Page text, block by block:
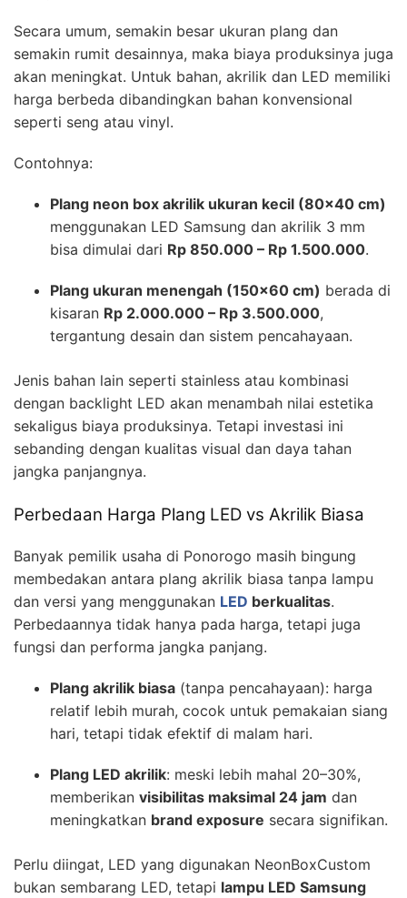
Secara umum, semakin besar ukuran plang dan
semakin rumit desainnya, maka biaya produksinya juga
akan meningkat. Untuk bahan, akrilik dan LED memiliki
harga berbeda dibandingkan bahan konvensional
seperti seng atau vinyl.
Contohnya:
Plang neon box akrilik ukuran kecil (80×40 cm)
menggunakan LED Samsung dan akrilik 3 mm
bisa dimulai dari Rp 850.000 – Rp 1.500.000.
Plang ukuran menengah (150×60 cm) berada di
kisaran Rp 2.000.000 – Rp 3.500.000,
tergantung desain dan sistem pencahayaan.
Jenis bahan lain seperti stainless atau kombinasi
dengan backlight LED akan menambah nilai estetika
sekaligus biaya produksinya. Tetapi investasi ini
sebanding dengan kualitas visual dan daya tahan
jangka panjangnya.
Perbedaan Harga Plang LED vs Akrilik Biasa
Banyak pemilik usaha di Ponorogo masih bingung
membedakan antara plang akrilik biasa tanpa lampu
dan versi yang menggunakan LED berkualitas.
Perbedaannya tidak hanya pada harga, tetapi juga
fungsi dan performa jangka panjang.
Plang akrilik biasa (tanpa pencahayaan): harga
relatif lebih murah, cocok untuk pemakaian siang
hari, tetapi tidak efektif di malam hari.
Plang LED akrilik: meski lebih mahal 20–30%,
memberikan visibilitas maksimal 24 jam dan
meningkatkan brand exposure secara signifikan.
Perlu diingat, LED yang digunakan NeonBoxCustom
bukan sembarang LED, tetapi lampu LED Samsung